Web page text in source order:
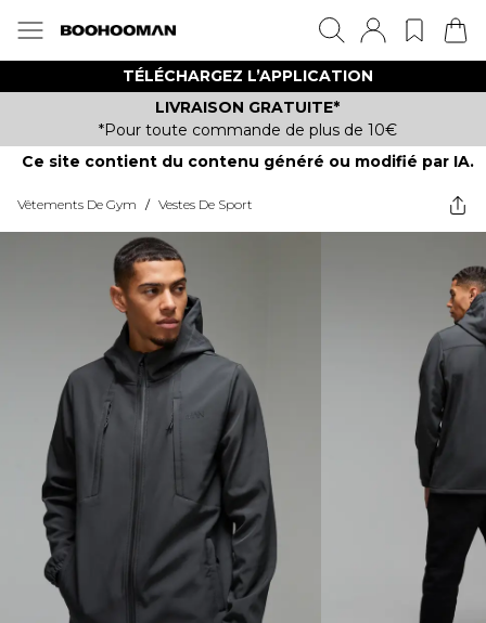
TÉLÉCHARGEZ L’APPLICATION
LIVRAISON GRATUITE*
*Pour toute commande de plus de 10€
Ce site contient du contenu généré ou modifié par IA.
Vêtements De Gym / Vestes De Sport